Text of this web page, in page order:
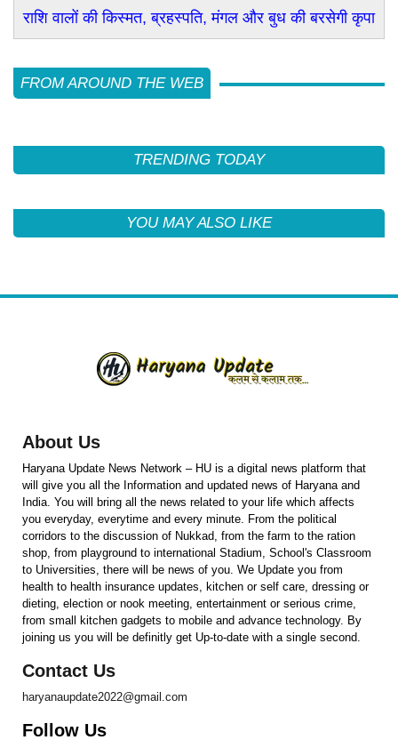
राशि वालों की किस्मत, ब्रहस्पति, मंगल और बुध की बरसेगी कृपा
FROM AROUND THE WEB
TRENDING TODAY
YOU MAY ALSO LIKE
About Us
Haryana Update News Network – HU is a digital news platform that
will give you all the Information and updated news of Haryana and
India. You will bring all the news related to your life which affects
you everyday, everytime and every minute. From the political
corridors to the discussion of Nukkad, from the farm to the ration
shop, from playground to international Stadium, School's Classroom
to Universities, there will be news of you. We Update you from
health to health insurance updates, kitchen or self care, dressing or
dieting, election or nook meeting, entertainment or serious crime,
from small kitchen gadgets to mobile and advance technology. By
joining us you will be definitly get Up-to-date with a single second.
Contact Us
haryanaupdate2022@gmail.com
Follow Us